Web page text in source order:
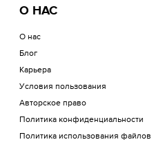
О НАС
О нас
Блог
Карьера
Условия пользования
Авторское право
Политика конфиденциальности
Политика использования файлов